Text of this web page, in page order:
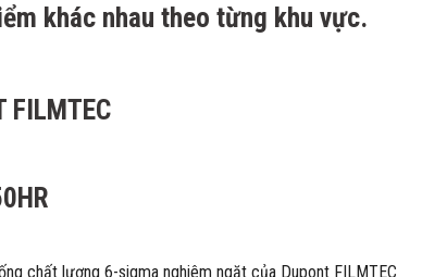
khác nhau theo từng khu vực.
FILMTEC
chất lượng 6-sigma nghiêm ngặt của Dupont FILMTEC